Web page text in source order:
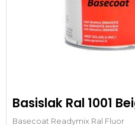
Basislak Ral 1001
Basecoat Readymix Ral Fluor